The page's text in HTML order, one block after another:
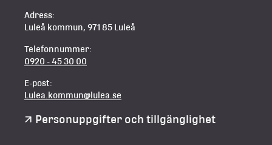
Adress:
Luleå kommun, 971 85 Luleå
Telefonnummer:
0920 - 45 30 00
E-post:
Lulea.kommun@lulea.se
Personuppgifter och tillgänglighet